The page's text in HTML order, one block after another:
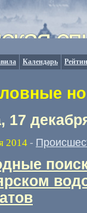
Календарь
17
2014 -